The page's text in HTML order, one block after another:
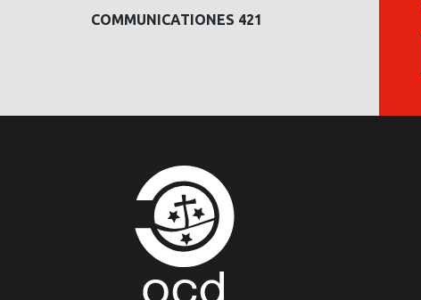
COMMUNICATIONES 421